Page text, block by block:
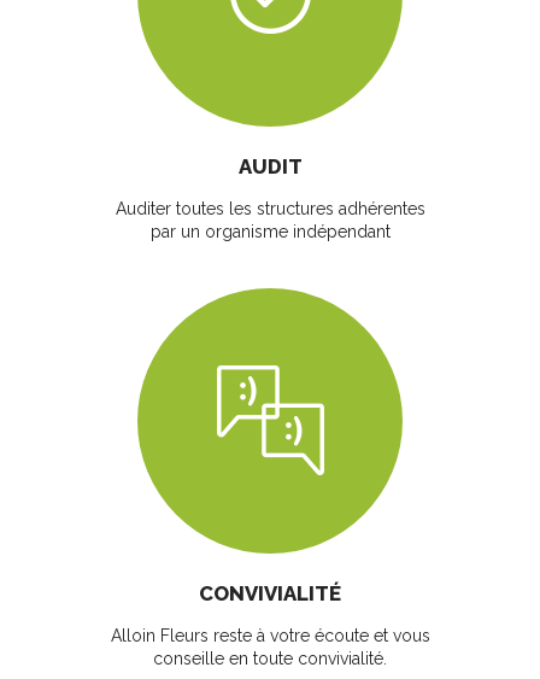
AUDIT
Auditer toutes les structures adhérentes
par un organisme indépendant
CONVIVIALITÉ
Alloin Fleurs reste à votre écoute et vous
conseille en toute convivialité.